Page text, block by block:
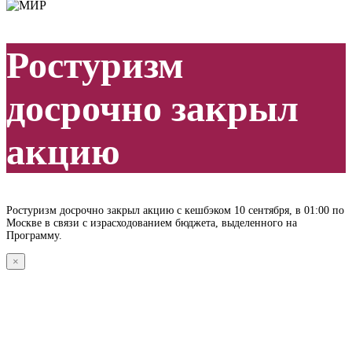
Ростуризм
досрочно закрыл
акцию
Ростуризм досрочно закрыл акцию с кешбэком 10 сентября, в 01:00 по
Москве в связи с израсходованием бюджета, выделенного на
Программу.
×